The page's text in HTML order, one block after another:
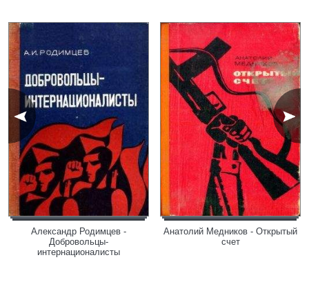
Александр Родимцев -
Добровольцы-
интернационалисты
Анатолий Медников - Открытый
счет